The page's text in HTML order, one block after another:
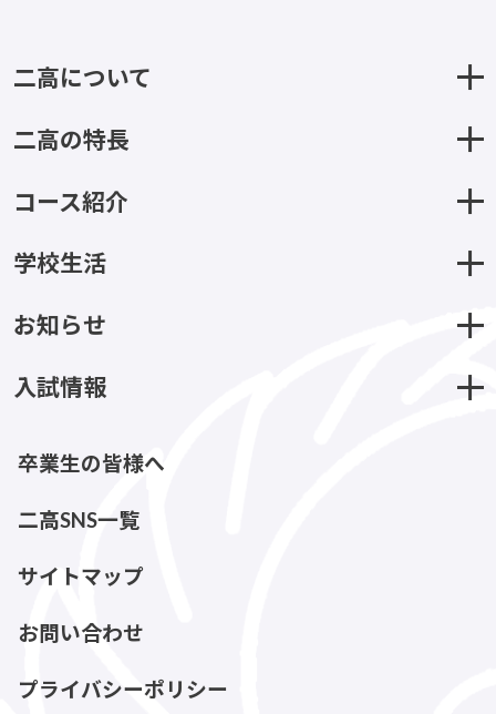
二高について
二高の特長
コース紹介
学校生活
お知らせ
入試情報
卒業生の皆様へ
二高SNS一覧
サイトマップ
お問い合わせ
プライバシーポリシー